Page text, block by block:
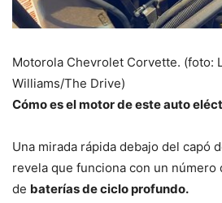
Motorola Chevrolet Corvette. (foto:
Williams/The Drive)
Cómo es el motor de este auto
Una mirada rápida debajo del capó
revela que funciona con un número
de baterías de ciclo profundo.